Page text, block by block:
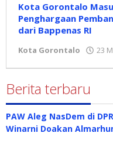
Kota Gorontalo
Penghargaan
dari Bappenas RI
Kota Gorontalo 23
Berita terbaru
PAW Aleg NasDem di
Winarni Doakan